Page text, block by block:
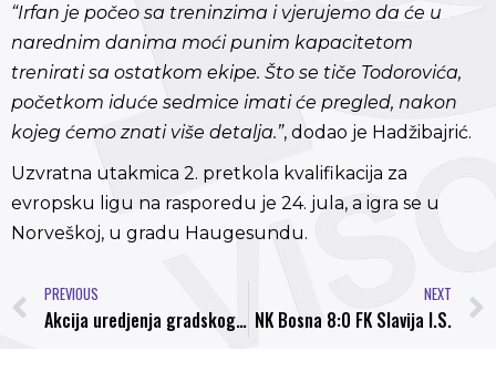
“Irfan je počeo sa treninzima i vjerujemo da će u
narednim danima moći punim kapacitetom
trenirati sa ostatkom ekipe. Što se tiče Todorovića,
početkom iduće sedmice imati će pregled, nakon
kojeg ćemo znati više detalja.”, dodao je Hadžibajrić.
Uzvratna utakmica 2. pretkola kvalifikacija za
evropsku ligu na rasporedu je 24. jula, a igra se u
Norveškoj, u gradu Haugesundu.
PREVIOUS
Akcija uredjenja gradskog stadiona Luke
NEXT
NK Bosna 8:0 FK Slavija I.S.